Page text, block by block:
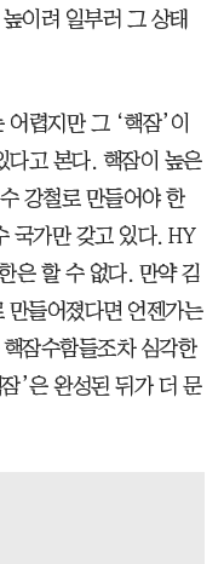
이려 일부러 그 상태
렵지만 그 ‘핵잠’이
다고 본다. 핵잠이 높은
강철로 만들어야 한
국가만 갖고 있다. HY
은 할 수 없다. 만약 김
만들어졌다면 언젠가는
잠수함들조차 심각한
’은 완성된 뒤가 더 문